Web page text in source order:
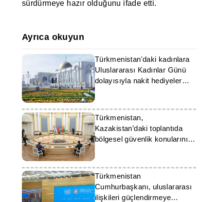
sürdürmeye hazır olduğunu ifade etti.
Ayrıca okuyun
Türkmenistan'daki kadınlara
Uluslararası Kadınlar Günü
dolayısıyla nakit hediyeler
verilecek
Türkmenistan,
Kazakistan’daki toplantıda
bölgesel güvenlik konularını
ele aldı
Türkmenistan
Cumhurbaşkanı, uluslararası
ilişkileri güçlendirmeye